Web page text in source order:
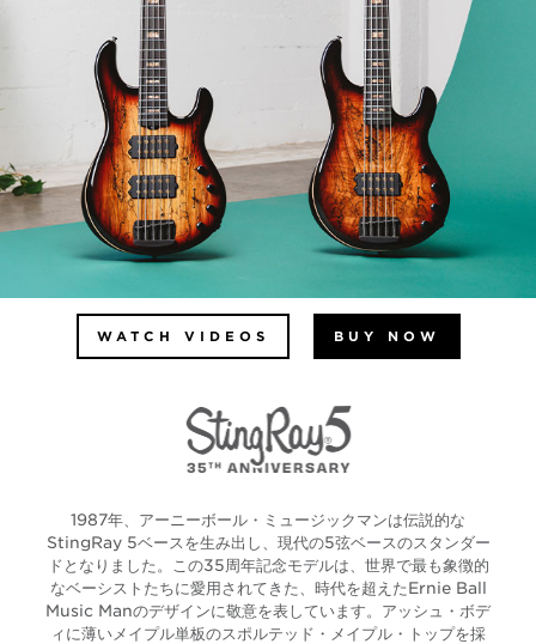
WATCH VIDEOS BUY NOW
1987年、アーニーボール・ミュージックマンは伝説的な
StingRay 5ベースを生み出し、現代の5弦ベースのスタンダー
ドとなりました。この35周年記念モデルは、世界で最も象徴的
なベーシストたちに愛用されてきた、時代を超えたErnie Ball
Music Manのデザインに敬意を表しています。アッシュ・ボデ
ィに薄いメイプル単板のスポルテッド・メイプル・トップを採